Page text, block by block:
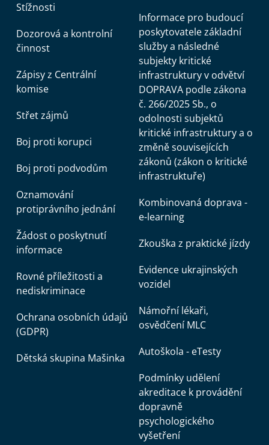
Stížnosti
Dozorová a kontrolní
činnost
Zápisy z Centrální
komise
Střet zájmů
Boj proti korupci
Boj proti podvodům
Oznamování
protiprávního jednání
Žádost o poskytnutí
informace
Rovné příležitosti a
nediskriminace
Ochrana osobních údajů
(GDPR)
Dětská skupina Mašinka
Informace pro budoucí
poskytovatele základní
služby a následné
subjekty kritické
infrastruktury v odvětví
DOPRAVA podle zákona
č. 266/2025 Sb., o
odolnosti subjektů
kritické infrastruktury a o
změně souvisejících
zákonů (zákon o kritické
infrastruktuře)
Kombinovaná doprava -
e-learning
Zkouška z praktické jízdy
Evidence ukrajinských
vozidel
Námořní lékaři,
osvědčení MLC
Autoškola - eTesty
Podmínky udělení
akreditace k provádění
dopravně
psychologického
vyšetření